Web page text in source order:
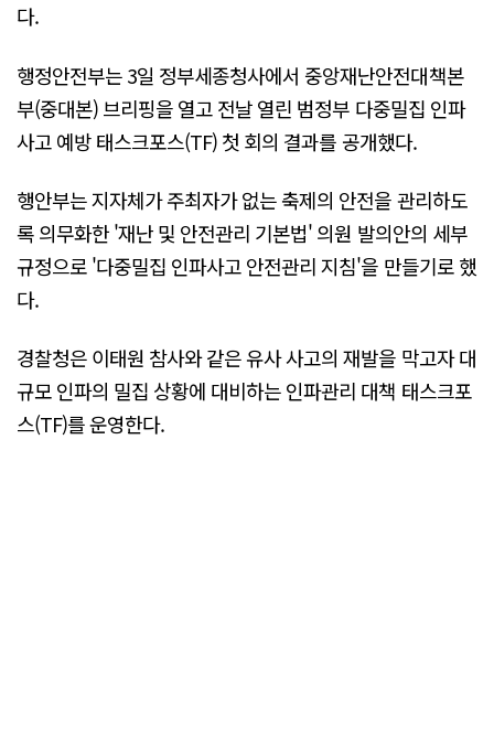
다.
행정안전부는 3일 정부세종청사에서 중앙재난안전대책본
부(중대본) 브리핑을 열고 전날 열린 범정부 다중밀집 인파
사고 예방 태스크포스(TF) 첫 회의 결과를 공개했다.
행안부는 지자체가 주최자가 없는 축제의 안전을 관리하도
록 의무화한 '재난 및 안전관리 기본법' 의원 발의안의 세부
규정으로 '다중밀집 인파사고 안전관리 지침'을 만들기로 했
다.
경찰청은 이태원 참사와 같은 유사 사고의 재발을 막고자 대
규모 인파의 밀집 상황에 대비하는 인파관리 대책 태스크포
스(TF)를 운영한다.